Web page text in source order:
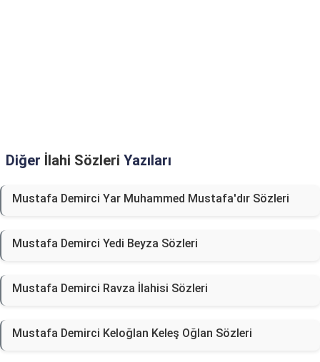
Diğer İlahi Sözleri Yazıları
Mustafa Demirci Yar Muhammed Mustafa'dır Sözleri
Mustafa Demirci Yedi Beyza Sözleri
Mustafa Demirci Ravza İlahisi Sözleri
Mustafa Demirci Keloğlan Keleş Oğlan Sözleri